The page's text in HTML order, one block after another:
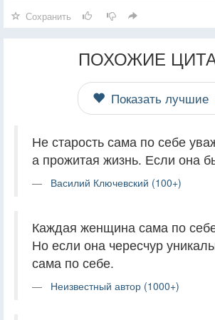
Сохранить
ПОХОЖИЕ
Показать лучшие
Не старость сама по себе
а прожитая жизнь. Если она
Василий Ключевский (100+)
Каждая женщина сама по
Но если она чересчур
сама по себе.
Неизвестный автор (1000+)